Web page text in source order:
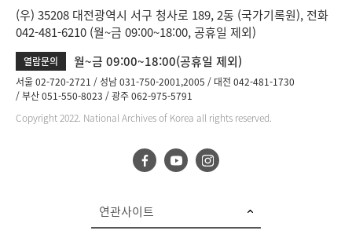
(우) 35208 대전광역시 서구 청사로 189, 2동 (국가기록원), 전화
042-481-6210 (월~금 09:00~18:00, 공휴일 제외)
열람문의 월~금 09:00~18:00(공휴일 제외)
서울 02-720-2721 성남 031-750-2001,2005
대전 042-481-1730
부산 051-550-8023
광주 062-975-5791
Copyright 2022. National Archives of Korea all rights reserved.
연관사이트